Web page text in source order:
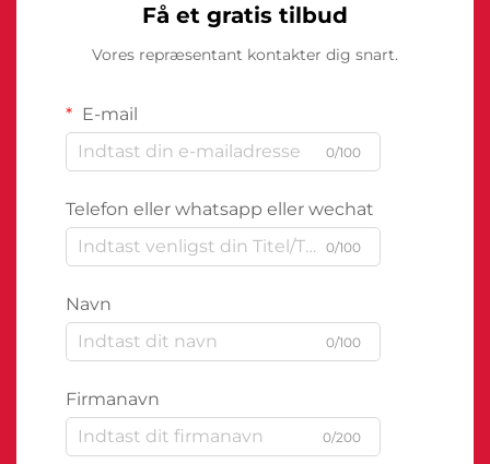
Få et gratis tilbud
Vores repræsentant kontakter dig snart.
E-mail
0/100
Telefon eller whatsapp eller wechat
0/100
Navn
0/100
Firmanavn
0/200